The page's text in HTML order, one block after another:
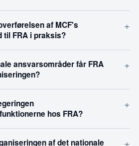
af MCF's
FRA i praksis?
+
ansvarsområder får FRA
+
hos FRA?
+
af det nationale
+